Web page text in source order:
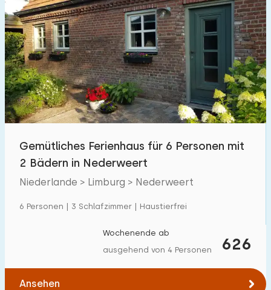
Gemütliches Ferienhaus für 6 Personen mit
2 Bädern in Nederweert
Niederlande > Limburg > Nederweert
6 Personen | 3 Schlafzimmer | Haustierfrei
626
Wochenende ab
ausgehend von 4 Personen
Ansehen